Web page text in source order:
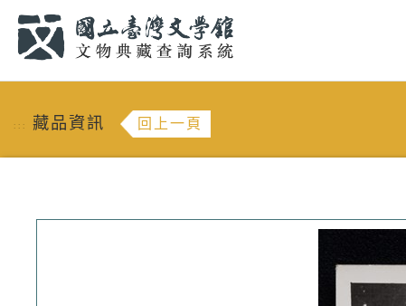
::: 藏品資訊 回上一頁